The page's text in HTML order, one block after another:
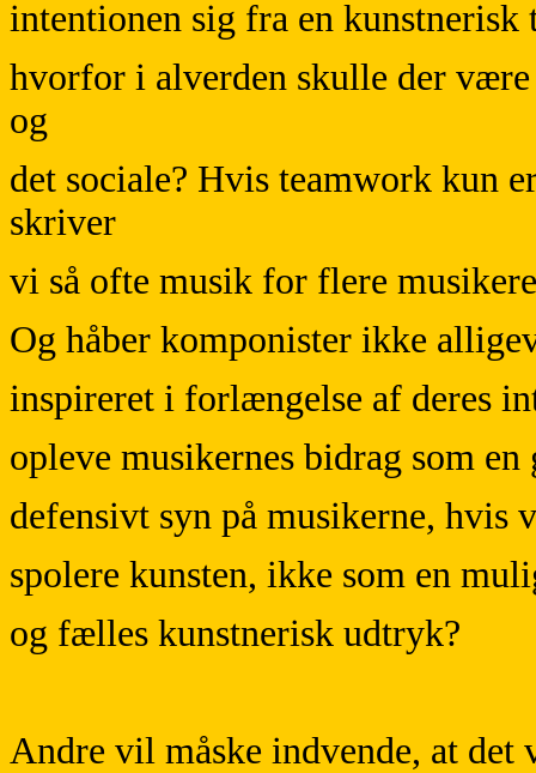
intentionen sig fra en
hvorfor i alverden skulle der
og
det sociale? Hvis teamwork kun
skriver
vi så ofte musik for flere
Og håber komponister ikke
inspireret i forlængelse af deres
opleve musikernes bidrag som
defensivt syn på musikerne, hvis
spolere kunsten, ikke som en
og fælles kunstnerisk udtryk?
Andre vil måske indvende, at det